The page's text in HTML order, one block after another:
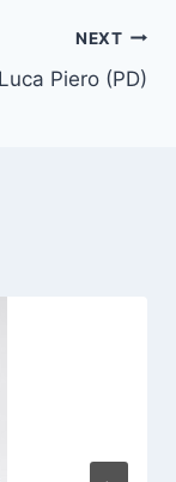
NEXT
Piero (PD)